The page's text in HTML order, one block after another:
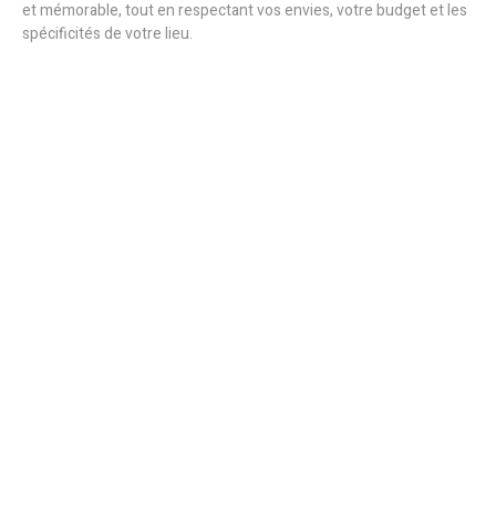
et mémorable, tout en respectant vos envies, votre budget et les
spécificités de votre lieu.